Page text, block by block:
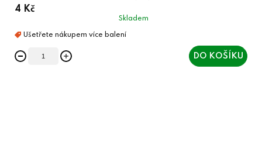
4 Kč
Skladem
DO KOŠÍKU